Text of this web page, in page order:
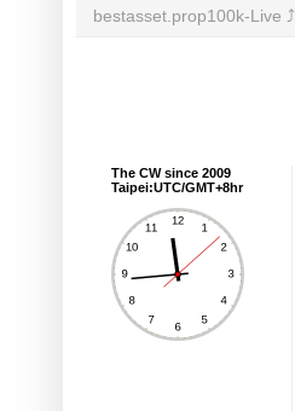
bestasset.prop100k-Live ⤴︎
The CW since 2009
Taipei:UTC/GMT+8hr